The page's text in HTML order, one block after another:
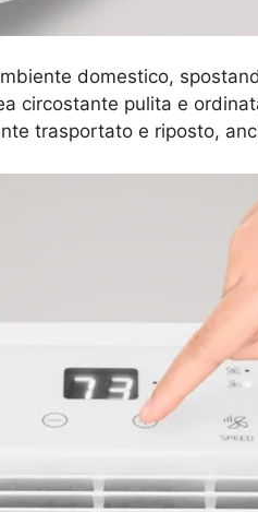
domestico,
circostante pulita e
trasportato e riposto,